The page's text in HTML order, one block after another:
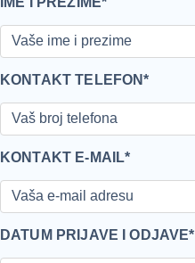
KONTAKT TELEFON*
KONTAKT E-MAIL*
DATUM PRIJAVE I ODJAVE*